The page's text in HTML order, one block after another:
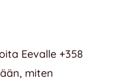
Eevalle +358
miten